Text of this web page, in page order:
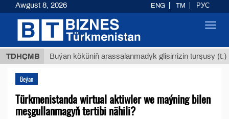
TDHÇMBBuýan köküniň arassalanmadyk glisirrizin turşusy (t.)
Beýan
Türkmenistanda wirtual aktiwler we maýning bilen
meşgullanmagyň tertibi nähili?
Awgust 8, 2026 ENG TM РУС